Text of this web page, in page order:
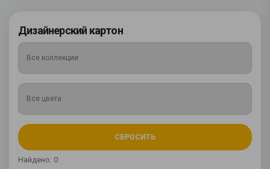
Дизайнерский картон
СБРОСИТЬ
Найдено: 0